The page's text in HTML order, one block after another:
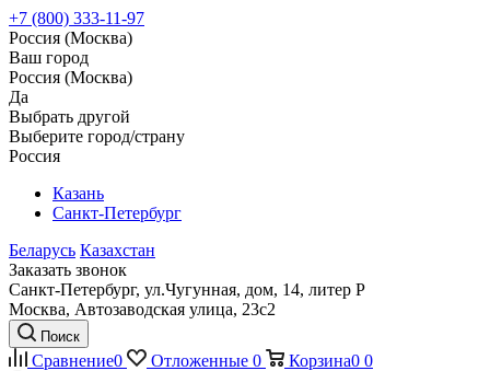
+7 (800) 333-11-97
Россия (Москва)
Ваш город
Россия (Москва)
Да
Выбрать другой
Выберите город/страну
Россия
Казань
Санкт-Петербург
Беларусь Казахстан
Заказать звонок
Санкт-Петербург, ул.Чугунная, дом, 14, литер Р
Москва, Автозаводская улица, 23с2
Поиск
Сравнение0 Отложенные 0 Корзина0 0